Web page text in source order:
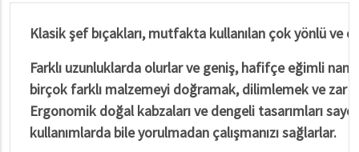
Klasik şef bıçakları, mutfakta kullanılan çok yönlü ve
Farklı uzunluklarda olurlar ve geniş, hafifçe eğimli
birçok farklı malzemeyi doğramak, dilimlemek ve zar
Ergonomik doğal kabzaları ve dengeli tasarımları
kullanımlarda bile yorulmadan çalışmanızı sağlarlar.